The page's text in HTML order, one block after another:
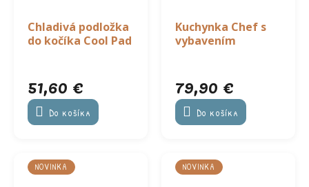
Chladivá podložka
do kočíka Cool Pad
51,60 €
Do košíka
Kuchynka Chef s
vybavením
79,90 €
Do košíka
NOVINKA NOVINKA